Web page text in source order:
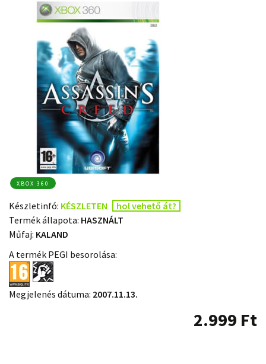
XBOX 360
Készletinfó: KÉSZLETEN
hol vehető át?
Termék állapota: HASZNÁLT
Műfaj: KALAND
A termék PEGI besorolása:
Megjelenés dátuma: 2007.11.13.
2.999 Ft